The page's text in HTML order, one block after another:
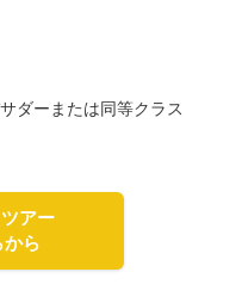
ダーまたは同等クラス
アー
ら